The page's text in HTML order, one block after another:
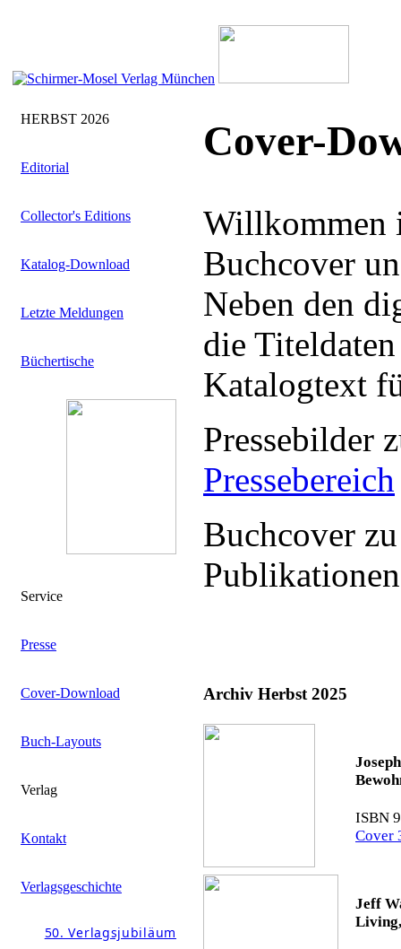
HERBST 2026
Editorial
Collector's Editions
Katalog-Download
Letzte Meldungen
Büchertische
Service
Presse
Cover-Download
Buch-Layouts
Verlag
Kontakt
Verlagsgeschichte
50. Verlagsjubiläum
Cover-
Willkommen
Buchcover
Neben den
die
Katalogtext
Pressebilder
Pressebereich
Buchcover
Archiv Herbst 2025
ISBN
Cover
Jeff